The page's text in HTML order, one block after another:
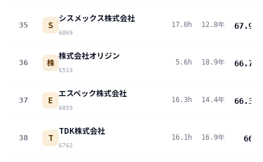
35 S
シスメックス株式会社
6869
17.0h 12.8年 67.9
36 株
株式会社オリジン
6513
5.6h 18.9年 66.7
37 E
エスペック株式会社
6859
16.3h 14.4年 66.3
38 T
TDK株式会社
6762
16.1h 16.9年 66